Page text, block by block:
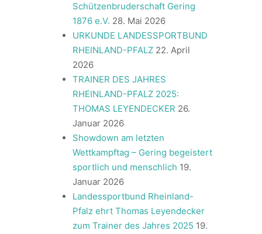
Schützenbruderschaft Gering
1876 e.V. 28. Mai 2026
URKUNDE LANDESSPORTBUND
RHEINLAND-PFALZ 22. April
2026
TRAINER DES JAHRES
RHEINLAND-PFALZ 2025:
THOMAS LEYENDECKER 26.
Januar 2026
Showdown am letzten
Wettkampftag – Gering begeistert
sportlich und menschlich 19.
Januar 2026
Landessportbund Rheinland-
Pfalz ehrt Thomas Leyendecker
zum Trainer des Jahres 2025 19.